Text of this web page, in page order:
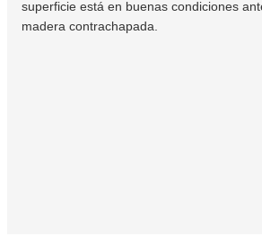
superficie está en buenas condiciones
madera contrachapada.